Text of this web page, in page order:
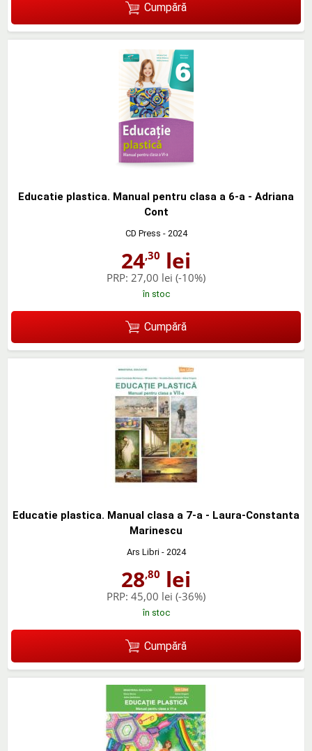
Cumpără
Educatie plastica. Manual pentru clasa a 6-a - Adriana
Cont
CD Press - 2024
24,30 lei
PRP: 27,00 lei (-10%)
în stoc
Cumpără
Educatie plastica. Manual clasa a 7-a - Laura-Constanta
Marinescu
Ars Libri- 2024
28,80 lei
PRP: 45,00 lei (-36%)
în stoc
Cumpără